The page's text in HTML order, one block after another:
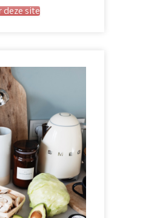
deze site